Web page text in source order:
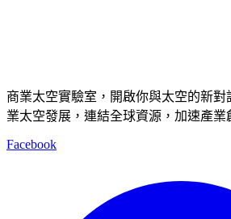
商業太空實驗室，開啟你與太空的新
業太空發展，連結全球資源，加速產業
Facebook